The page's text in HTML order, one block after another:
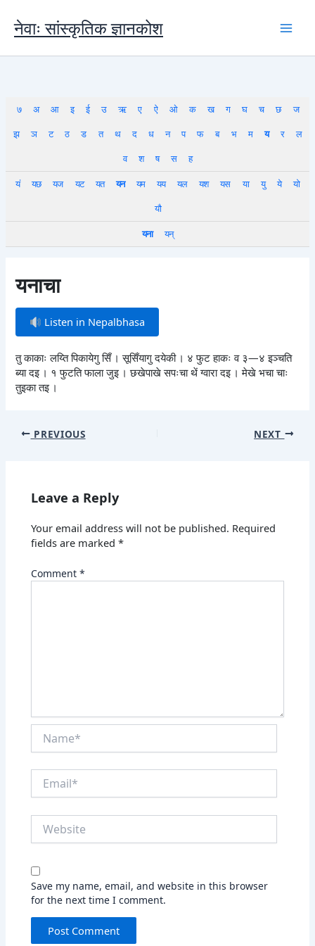
content
नेवाः सांस्कृतिक ज्ञानकोश
७ अ आ इ ई उ ऋ ए ऐ ओ क ख ग घ च छ
ज
झ
ञ ट ठ ड त थ द ध न प फ ब भ म य र
ल
व
श ष स
ह
यं
यछ यज यट यत यन यम यय यल यश यस या यु ये
यो
यौ
यना
यन्
यनाचा
Listen in Nepalbhasa
तु काकाः लय्ति पिकायेगु सिँ । सूसिँयागु दयेकी । ४ फुट हाकः व ३—४ इञ्चति
ब्या दइ । १ फुटति फाला जुइ । छखेपाखे सपःचा थें ग्वारा दइ । मेखे भचा चाः
तुइका तइ ।
PREVIOUS NEXT
Leave a Reply
Your email address will not be published. Required
fields are marked*
Comment*
Save my name, email, and website in this browser
for the next time I comment.